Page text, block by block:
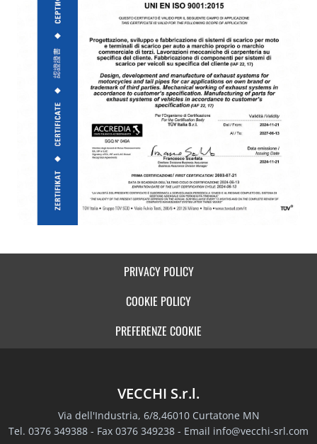
PRIVACY POLICY
COOKIE POLICY
PREFERENZE COOKIE
VECCHI S.r.l.
Via dell'Industria, 6/8,46010 Curtatone MN
Tel. 0376 349388 - Fax 0376 349238 - Email info@vecchi-srl.com